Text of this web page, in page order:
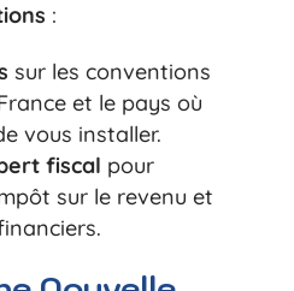
:
sur les conventions
et le pays où
vous installer.
fiscal pour
sur le revenu et